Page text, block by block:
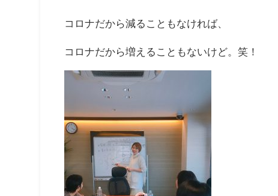
コロナだから減ることもなければ、
コロナだから増えることもないけど。笑！